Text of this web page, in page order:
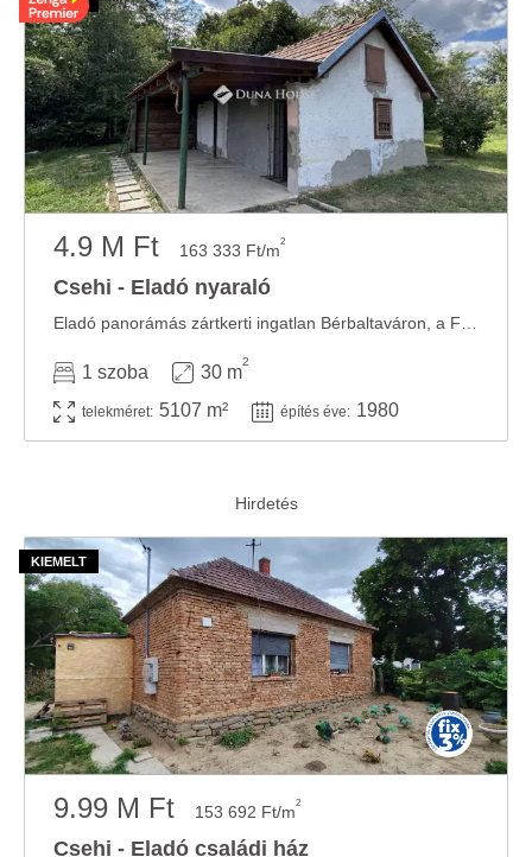
4.9 M Ft 163 333 Ft/m2
Csehi - Eladó nyaraló
1 szoba 30 m
2
telekméret: 5107 m² építés éve: 1980
9.99 M Ft 153 692 Ft/m2
Csehi - Eladó családi ház